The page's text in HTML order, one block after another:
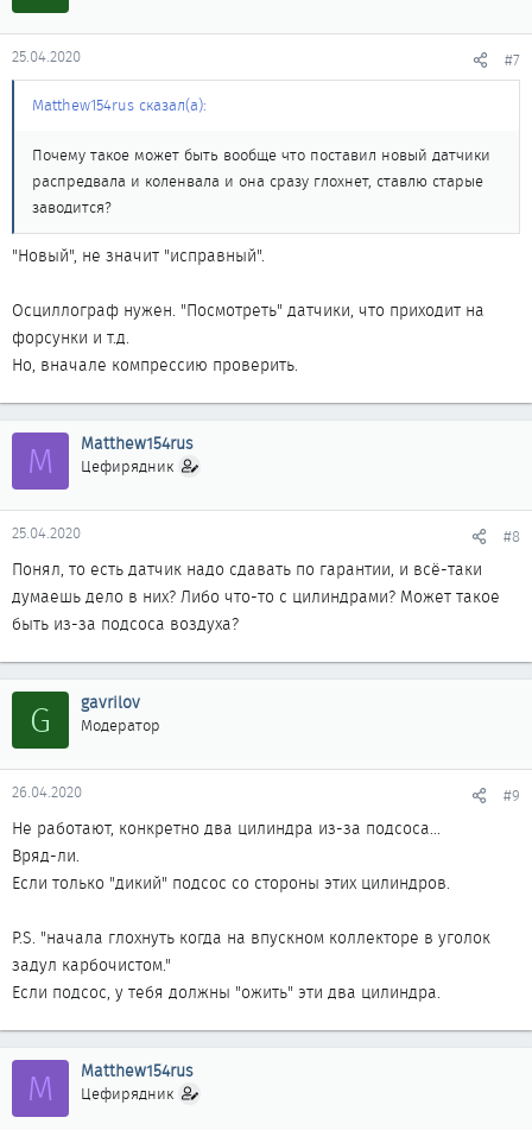
25.04.2020 #7
Matthew154rus сказал(а):
Почему такое может быть вообще что поставил новый датчики
распредвала и коленвала и она сразу глохнет, ставлю старые
заводится?
"Новый", не значит "исправный".
Осциллограф нужен. "Посмотреть" датчики, что приходит на
форсунки и т.д.
Но, вначале компрессию проверить.
M Matthew154rus
Цефирядник
25.04.2020 #8
Понял, то есть датчик надо сдавать по гарантии, и всё-таки
думаешь дело в них? Либо что-то с цилиндрами? Может такое
быть из-за подсоса воздуха?
G gavrilov
Модератор
26.04.2020 #9
Не работают, конкретно два цилиндра из-за подсоса...
Вряд-ли.
Если только "дикий" подсос со стороны этих цилиндров.
P.S. "начала глохнуть когда на впускном коллекторе в уголок
задул карбочистом."
Если подсос, у тебя должны "ожить" эти два цилиндра.
M Matthew154rus
Цефирядник